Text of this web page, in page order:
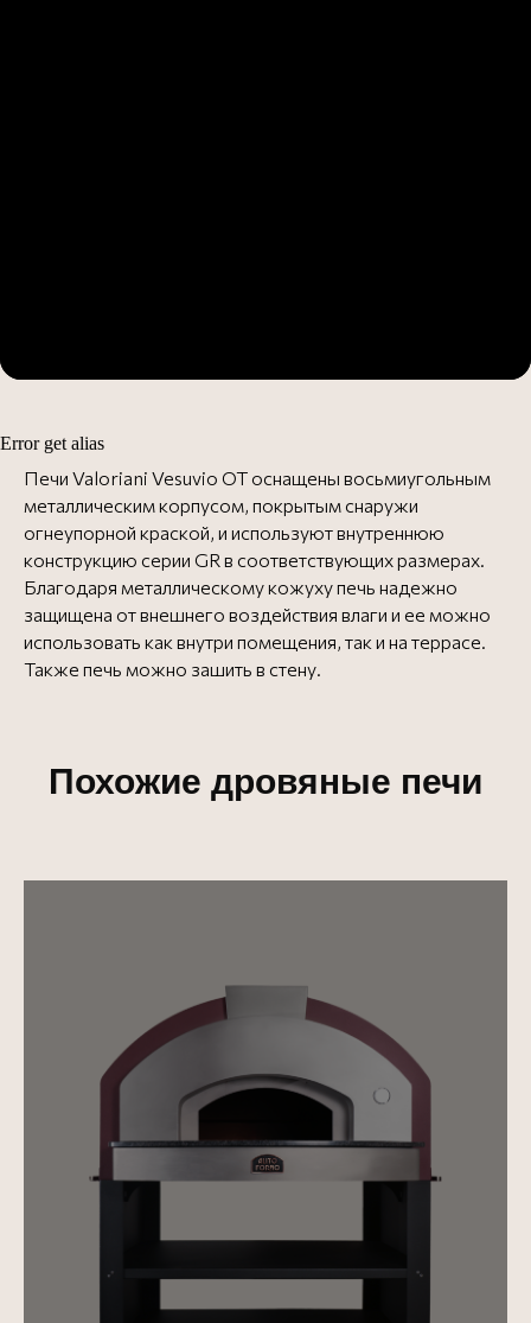
Error get alias
Печи Valoriani Vesuvio OT оснащены восьмиугольным
металлическим корпусом, покрытым снаружи
огнеупорной краской, и используют внутреннюю
конструкцию серии GR в соответствующих размерах.
Благодаря металлическому кожуху печь надежно
защищена от внешнего воздействия влаги и ее можно
использовать как внутри помещения, так и на террасе.
Также печь можно зашить в стену.
Похожие дровяные печи